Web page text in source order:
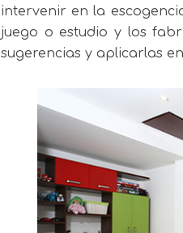
intervenir en la
juego o estudio y los
sugerencias y aplicarlas